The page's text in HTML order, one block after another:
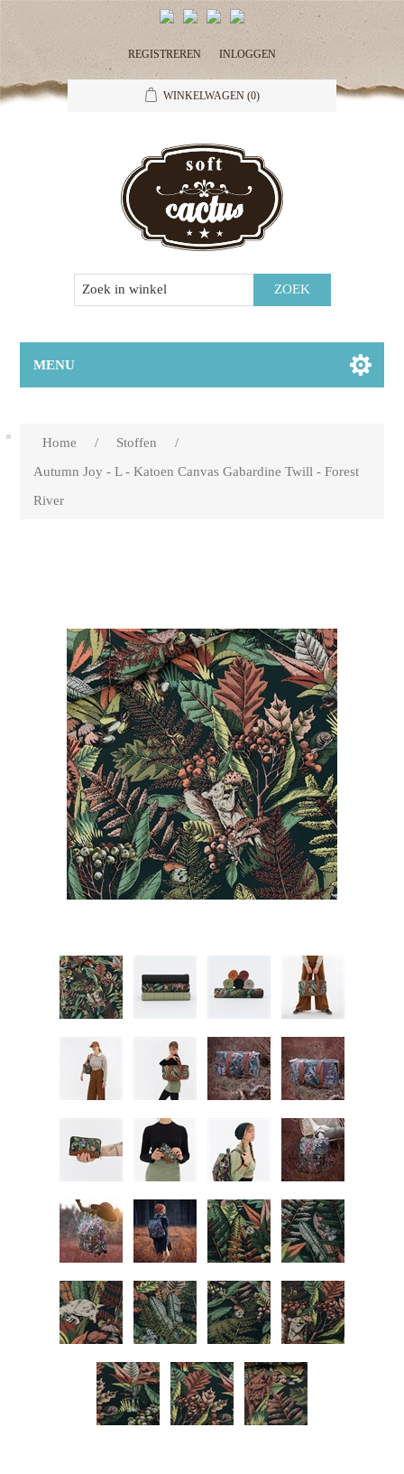
REGISTREREN INLOGGEN
WINKELWAGEN (0)
MENU
Home / Stoffen
/
Autumn Joy - L - Katoen Canvas Gabardine Twill - Forest
River